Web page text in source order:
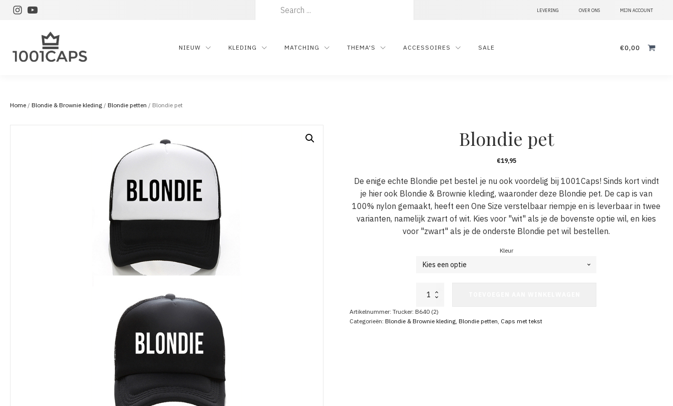
LEVERING OVER ONS MIJN ACCOUNT
NIEUW KLEDING MATCHING THEMA'S ACCESSOIRES SALE
naar:
€0,00
Home / Blondie & Brownie kleding / Blondie petten / Blondie pet
Blondie pet
€19,95
De enige echte Blondie pet bestel je nu ook voordelig bij 1001Caps! Sinds kort vindt
je hier ook Blondie & Brownie kleding, waaronder deze Blondie pet. De cap is van
100% nylon gemaakt, heeft een One Size verstelbaar riempje en is leverbaar in twee
varianten, namelijk zwart of wit. Kies voor "wit" als je de bovenste optie wil, en kies
voor "zwart" als je de onderste Blondie pet wil bestellen.
Kleur
Blondie
aantal
Artikelnummer:Trucker: B640 (2)
Categorieën:Blondie & Brownie kleding,Blondie petten, Caps met tekst